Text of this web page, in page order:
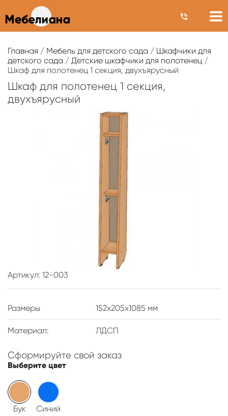
Главная / Мебель для детского сада / Шкафчики для
детского сада / Детские шкафчики для полотенец /
Шкаф для полотенец 1 секция, двухъярусный
Шкаф для полотенец 1 секция,
двухъярусный
Артикул: 12-003
Размеры 152x205x1085 мм
Материал: ЛДСП
Сформируйте свой заказ
Выберите цвет
Бук Синий